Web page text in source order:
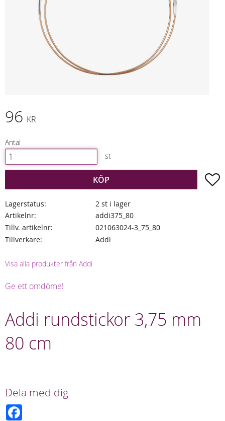
96 KR
Antal
st
KÖP
Lagerstatus
2 st i lager
Artikelnr
addi375_80
Tillv. artikelnr
021063024-3_75_80
Tillverkare
Addi
Visa alla produkter från Addi
Ge ett omdöme!
Addi rundstickor 3,75 mm
80 cm
Dela med dig